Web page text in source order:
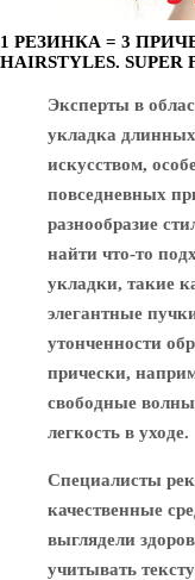
1 РЕЗИНКА = 3
HAIRSTYLES. SUPER
Эксперты в
укладка
искусством,
повседневных
разнообразие
найти что-то
укладки, такие
элегантные
утонченности
прически,
свободные
легкость в уходе.
Специалисты
качественные
выглядели
учитывать